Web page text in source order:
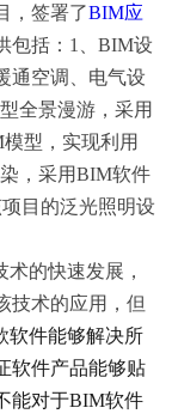
，签署了BIM应
包括：1、BIM设
通空调、电气设
全景漫游，采用
型，实现利用
，采用BIM软件
目的泛光照明设
术的快速发展，
技术的应用，但
软件能够解决所
软件产品能够贴
能对于BIM软件